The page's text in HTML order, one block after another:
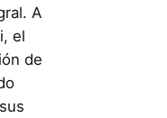
A
el
de